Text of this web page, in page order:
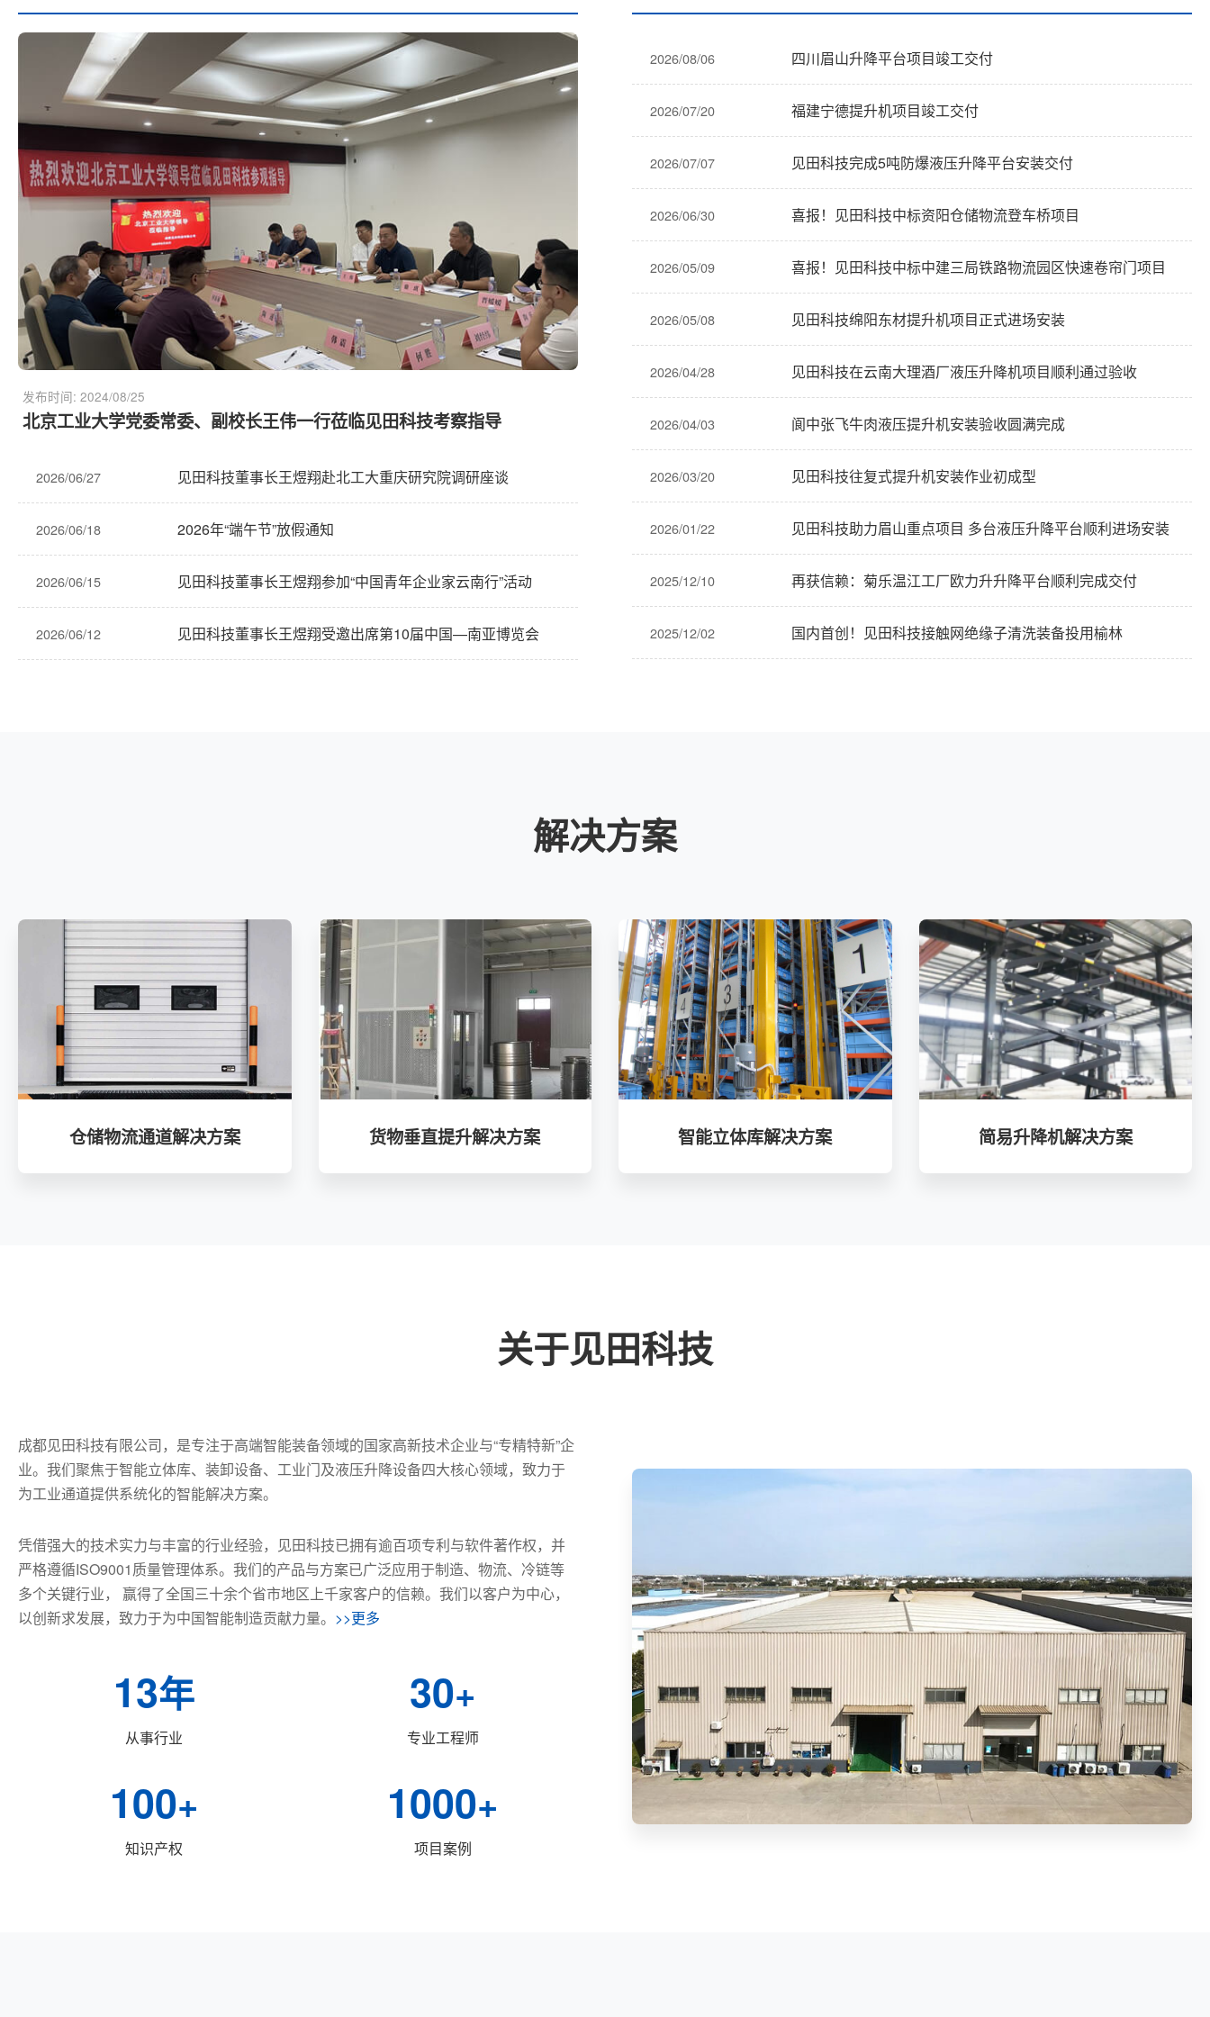
发布时间: 2024/08/25
北京工业大学党委常委、副校长王伟一行莅临见田科技考察指导
2026/06/27 见田科技董事长王煜翔赴北工大重庆研究院调研座谈
2026/06/18 2026年“端午节”放假通知
2026/06/15 见田科技董事长王煜翔参加“中国青年企业家云南行”活动
2026/06/12 见田科技董事长王煜翔受邀出席第10届中国—南亚博览会
2026/08/06 四川眉山升降平台项目竣工交付
2026/07/20 福建宁德提升机项目竣工交付
2026/07/07 见田科技完成5吨防爆液压升降平台安装交付
2026/06/30 喜报！见田科技中标资阳仓储物流登车桥项目
2026/05/09 喜报！见田科技中标中建三局铁路物流园区快速卷帘门项目
2026/05/08 见田科技绵阳东材提升机项目正式进场安装
2026/04/28 见田科技在云南大理酒厂液压升降机项目顺利通过验收
2026/04/03 阆中张飞牛肉液压提升机安装验收圆满完成
2026/03/20 见田科技往复式提升机安装作业初成型
2026/01/22 见田科技助力眉山重点项目 多台液压升降平台顺利进场安装
2025/12/10 再获信赖：菊乐温江工厂欧力升升降平台顺利完成交付
2025/12/02 国内首创！见田科技接触网绝缘子清洗装备投用榆林
解决方案
仓储物流通道解决方案 货物垂直提升解决方案 智能立体库解决方案 简易升降机解决方案
关于见田科技
成都见田科技有限公司，是专注于高端智能装备领域的国家高新技术企业与“专精特新”企
业。我们聚焦于智能立体库、装卸设备、工业门及液压升降设备四大核心领域，致力于
为工业通道提供系统化的智能解决方案。
凭借强大的技术实力与丰富的行业经验，见田科技已拥有逾百项专利与软件著作权，并
严格遵循ISO9001质量管理体系。我们的产品与方案已广泛应用于制造、物流、冷链等
多个关键行业， 赢得了全国三十余个省市地区上千家客户的信赖。我们以客户为中心，
以创新求发展，致力于为中国智能制造贡献力量。 >>更多
13年
从事行业
30+
专业工程师
100+
知识产权
1000+
项目案例